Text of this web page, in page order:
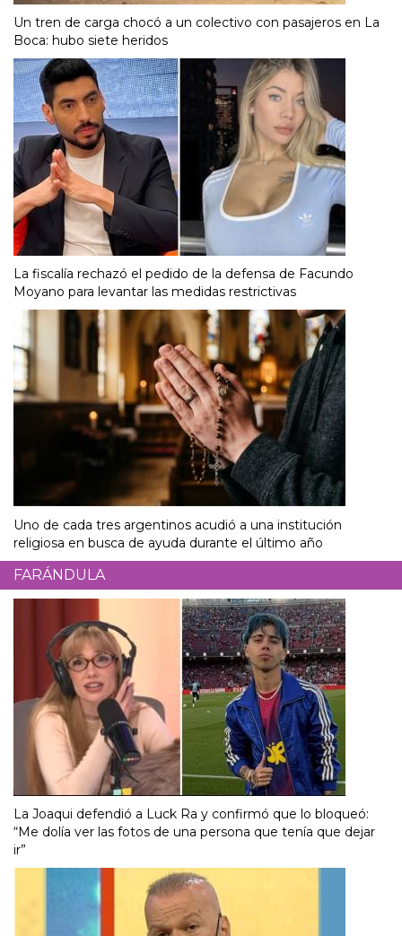
Un tren de carga chocó a un colectivo con pasajeros en La
Boca: hubo siete heridos
La fiscalía rechazó el pedido de la defensa de Facundo
Moyano para levantar las medidas restrictivas
Uno de cada tres argentinos acudió a una institución
religiosa en busca de ayuda durante el último año
FARÁNDULA
La Joaqui defendió a Luck Ra y confirmó que lo bloqueó:
“Me dolía ver las fotos de una persona que tenía que dejar
ir”